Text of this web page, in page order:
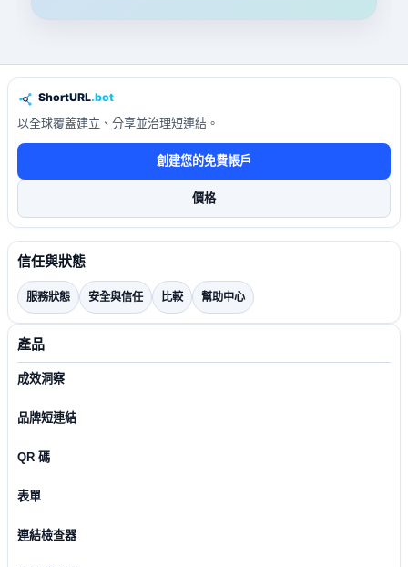
以全球覆蓋建立、分享並治理短連結。
創建您的免費帳戶
價格
信任與狀態
服務狀態 安全與信任 比較 幫助中心
產品
成效洞察
品牌短連結
QR 碼
表單
連結檢查器